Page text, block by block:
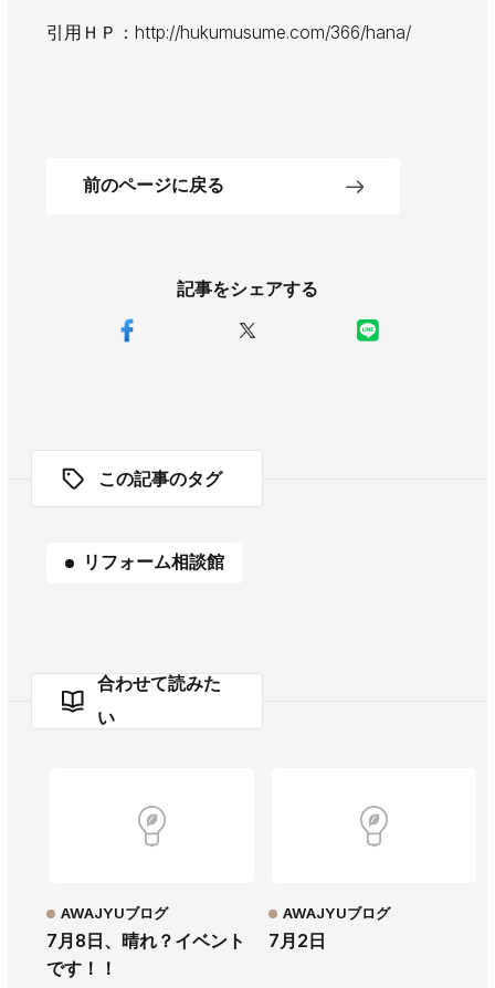
記事をシェアする
引用ＨＰ：http://hukumusume.com/366/hana/
前のページに戻る
この記事のタグ
リフォーム相談館
合わせて読みた
い
7月8日、晴れ？イベント
です！！
AWAJYUブログ
7月2日
AWAJYUブログ